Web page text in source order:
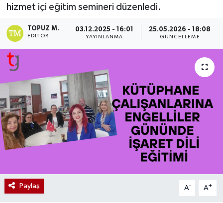
hizmet içi eğitim semineri düzenledi.
TOPUZ M.
EDITÖR
03.12.2025 - 16:01
YAYINLANMA
25.05.2026 - 18:08
GÜNCELLEME
Paylaş A- A+